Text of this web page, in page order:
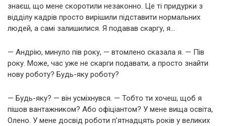
знаєш, що мене скоротили незаконно. Це ті придурки з
відділу кадрів просто вирішили підставити нормальних
людей, а самі залишилися. Я подавав скаргу, я…
— Андрію, минуло пів року, — втомлено сказала я. — Пів
року. Може, час уже не скарги подавати, а просто знайти
нову роботу? Будь-яку роботу?
— Будь-яку? — він усміхнувся. — Тобто ти хочеш, щоб я
пішов вантажником? Або офіціантом? У мене вища освіта,
Олено. У мене досвід роботи п’ятнадцять років у великих